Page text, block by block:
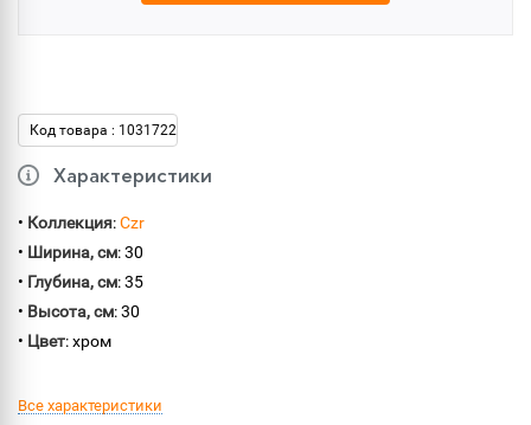
Код товара : 1031722
Характеристики
• Коллекция:Czr
• Ширина, см: 30
• Глубина, см: 35
• Высота, см: 30
• Цвет: хром
Все характеристики